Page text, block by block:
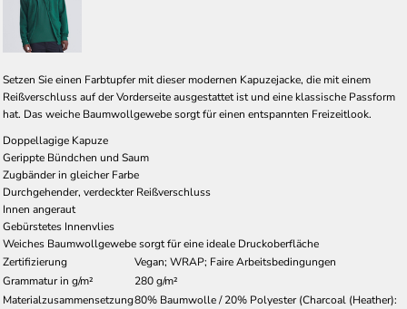
Setzen Sie einen Farbtupfer mit dieser modernen Kapuzejacke, die mit einem
Reißverschluss auf der Vorderseite ausgestattet ist und eine klassische Passform
hat. Das weiche Baumwollgewebe sorgt für einen entspannten Freizeitlook.
Doppellagige Kapuze
Gerippte Bündchen und Saum
Zugbänder in gleicher Farbe
Durchgehender, verdeckter Reißverschluss
Innen angeraut
Gebürstetes Innenvlies
Weiches Baumwollgewebe sorgt für eine ideale Druckoberfläche
Zertifizierung
Vegan; WRAP; Faire Arbeitsbedingungen
Grammatur in g/m²
280 g/m²
Materialzusammensetzung80% Baumwolle / 20% Polyester (Charcoal (Heather):